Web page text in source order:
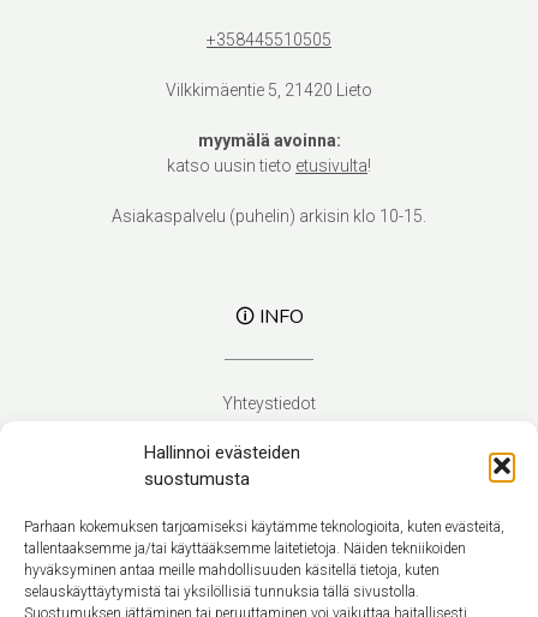
Hallinnoi evästeiden
suostumusta
Parhaan kokemuksen tarjoamiseksi käytämme teknologioita, kuten evästeitä,
tallentaaksemme ja/tai käyttääksemme laitetietoja. Näiden tekniikoiden
hyväksyminen antaa meille mahdollisuuden käsitellä tietoja, kuten
selauskäyttäytymistä tai yksilöllisiä tunnuksia tällä sivustolla.
Suostumuksen jättäminen tai peruuttaminen voi vaikuttaa haitallisesti
+358445510505
Vilkkimäentie 5, 21420 Lieto
myymälä avoinna:
katso uusin tieto etusivulta!
Asiakaspalvelu (puhelin) arkisin klo 10-15.
🛈 INFO
Yhteystiedot
Toimitusehdot
Tietosuojaseloste
Suomi